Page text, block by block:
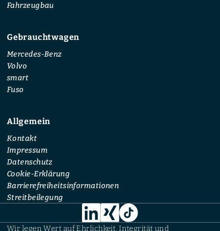
Fahrzeugbau
Gebrauchtwagen
Mercedes-Benz
Volvo
smart
Fuso
Allgemein
Kontakt
Impressum
Datenschutz
Cookie-Erklärung
Barrierefreiheitsinformationen
Streitbeilegung
Wir legen Wert auf Ehrlichkeit, Integrität und